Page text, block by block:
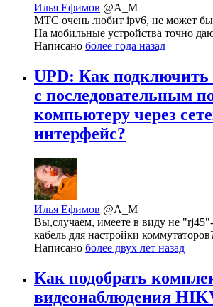
Илья Ефимов @A_M
МТС очень любит ipv6, не может
На мобильные устройства точно
Написано более года назад
UPD: Как подключить
с последовательным
компьютеру через
интерфейс?
Илья Ефимов @A_M
Вы,случаем, имеете в виду не
кабель для настройки
Написано более двух лет назад
Как подобрать
видеонаблюдения